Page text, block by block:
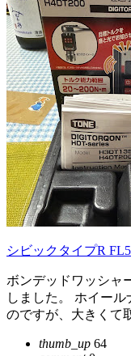
シビックタイプR FL5
ボンデッドワッシャ
しました。 ホイー
のですが、大きくて
thumb_up 64